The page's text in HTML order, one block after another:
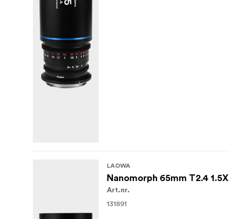
LAOWA
Nanomorph 65mm T2.4 1.5X
Art.nr.
131891